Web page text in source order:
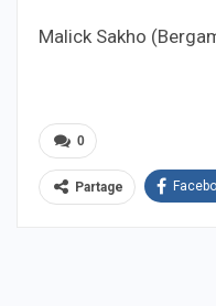
Malick Sakho
0
Partage